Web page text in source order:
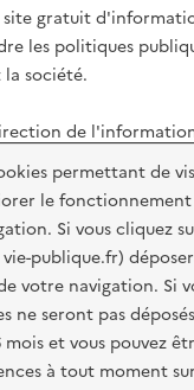
permettant de
le fonctionnement
Si vous cliquez
publique.fr)
votre navigation. Si
ne seront pas
et vous pouvez
à tout moment
site gratuit
les politiques
société.
de
info.gouv.fr
conforme Données